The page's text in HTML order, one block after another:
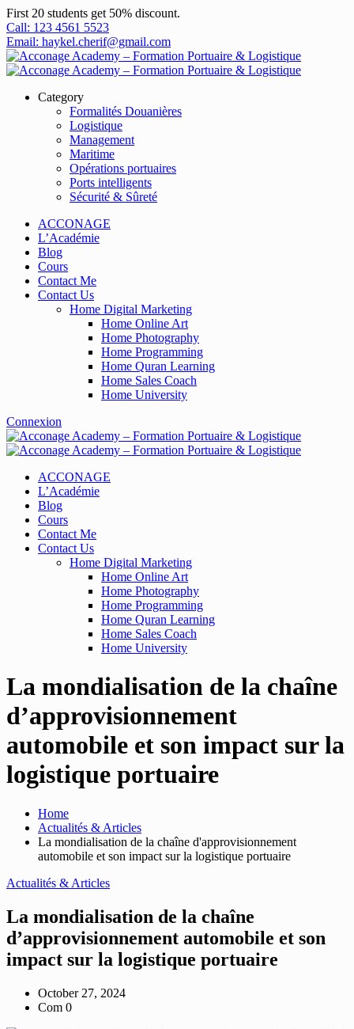
First 20 students get 50% discount.
Call: 123 4561 5523
Email: haykel.cherif@gmail.com
Category
Formalités Douanières
Logistique
Management
Maritime
Opérations portuaires
Ports intelligents
Sécurité & Sûreté
ACCONAGE
L’Académie
Blog
Cours
Contact Me
Contact Us
Home Digital Marketing
Home Online Art
Home Photography
Home Programming
Home Quran Learning
Home Sales Coach
Home University
Connexion
ACCONAGE
L’Académie
Blog
Cours
Contact Me
Contact Us
Home Digital Marketing
Home Online Art
Home Photography
Home Programming
Home Quran Learning
Home Sales Coach
Home University
La mondialisation de la chaîne
d’approvisionnement
automobile et son impact sur la
logistique portuaire
Home
Actualités & Articles
La mondialisation de la chaîne d'approvisionnement
automobile et son impact sur la logistique portuaire
Actualités & Articles
La mondialisation de la chaîne
d’approvisionnement automobile et son
impact sur la logistique portuaire
October 27, 2024
Com 0